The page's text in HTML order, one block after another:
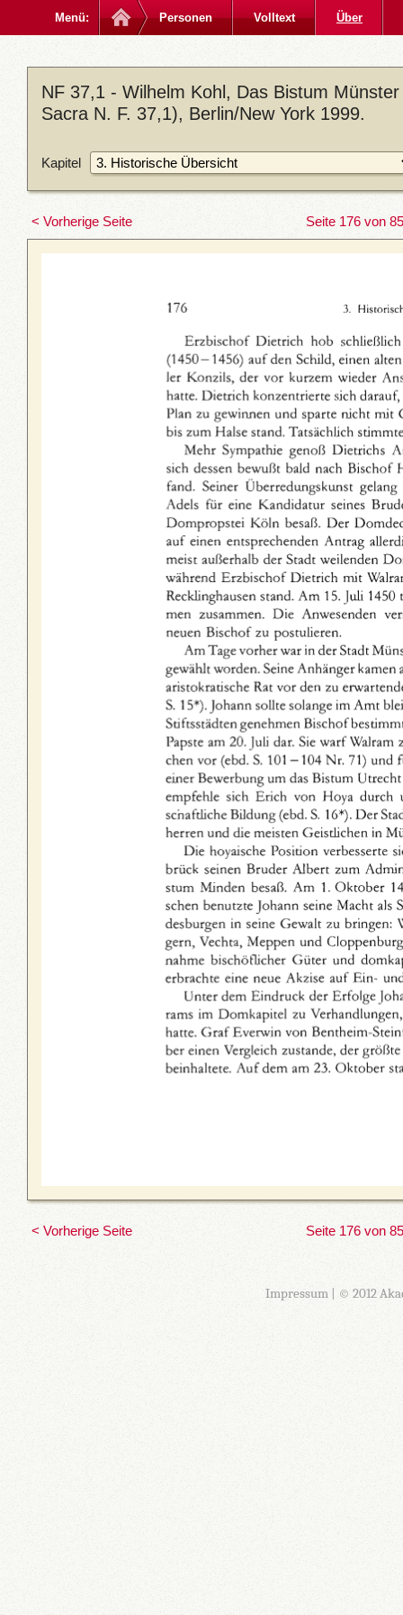
Menü: Personen Volltext Über
NF 37,1 - Wilhelm Kohl, Das Bistum
Sacra N. F. 37,1), Berlin/New York 1999.
Kapitel
< Vorherige Seite Seite 176 von
< Vorherige Seite Seite 176 von
Impressum| © 2012